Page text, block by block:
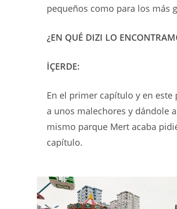
pequeños como para los más
¿EN QUÉ DIZI LO
İÇERDE:
En el primer capítulo y en
a unos malechores y dándole
mismo parque Mert acaba
capítulo.